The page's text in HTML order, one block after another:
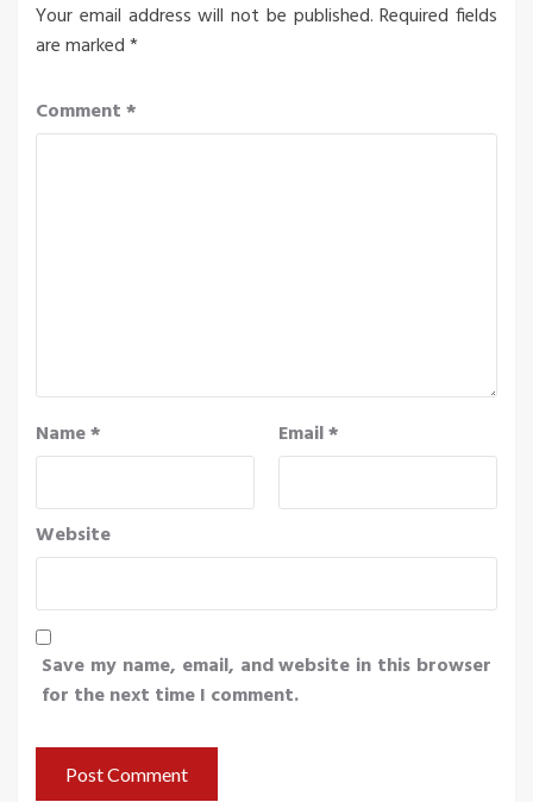
Your email address will not be published. Required fields
are marked*
Comment*
Name* Email*
Website
Save my name, email, and website in this browser
for the next time I comment.